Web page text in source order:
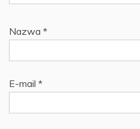
Nazwa *
E-mail *